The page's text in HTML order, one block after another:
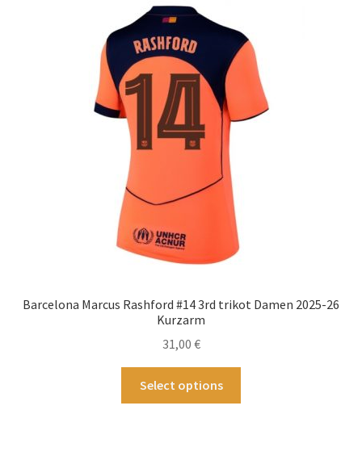
Die
Optionen
können
der
Barcelona Marcus Rashford #14 3rd trikot Damen 2025-26
Kurzarm
31,00 €
Select options